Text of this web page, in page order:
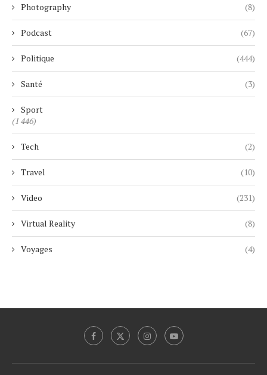
Photography (8)
Podcast (67)
Politique (444)
Santé (3)
Sport
(1 446)
Tech (2)
Travel (10)
Video (231)
Virtual Reality (8)
Voyages (4)